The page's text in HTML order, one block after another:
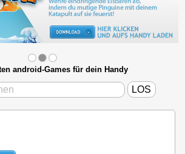
android-Games für dein Handy